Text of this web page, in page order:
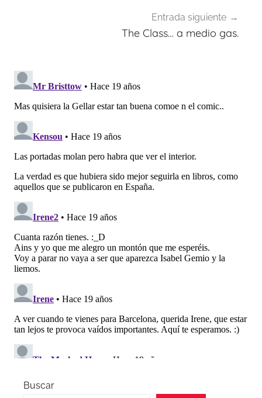
Entrada siguiente
The Class… a medio gas.
Buscar